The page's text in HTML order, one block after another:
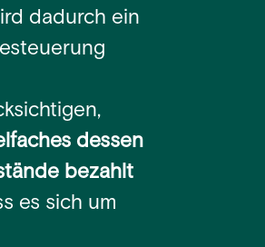
dadurch ein
dessen
bezahlt
es sich um